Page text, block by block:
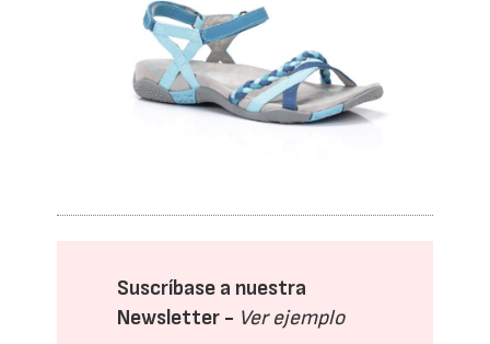
Suscríbase a nuestra
Newsletter - Ver ejemplo